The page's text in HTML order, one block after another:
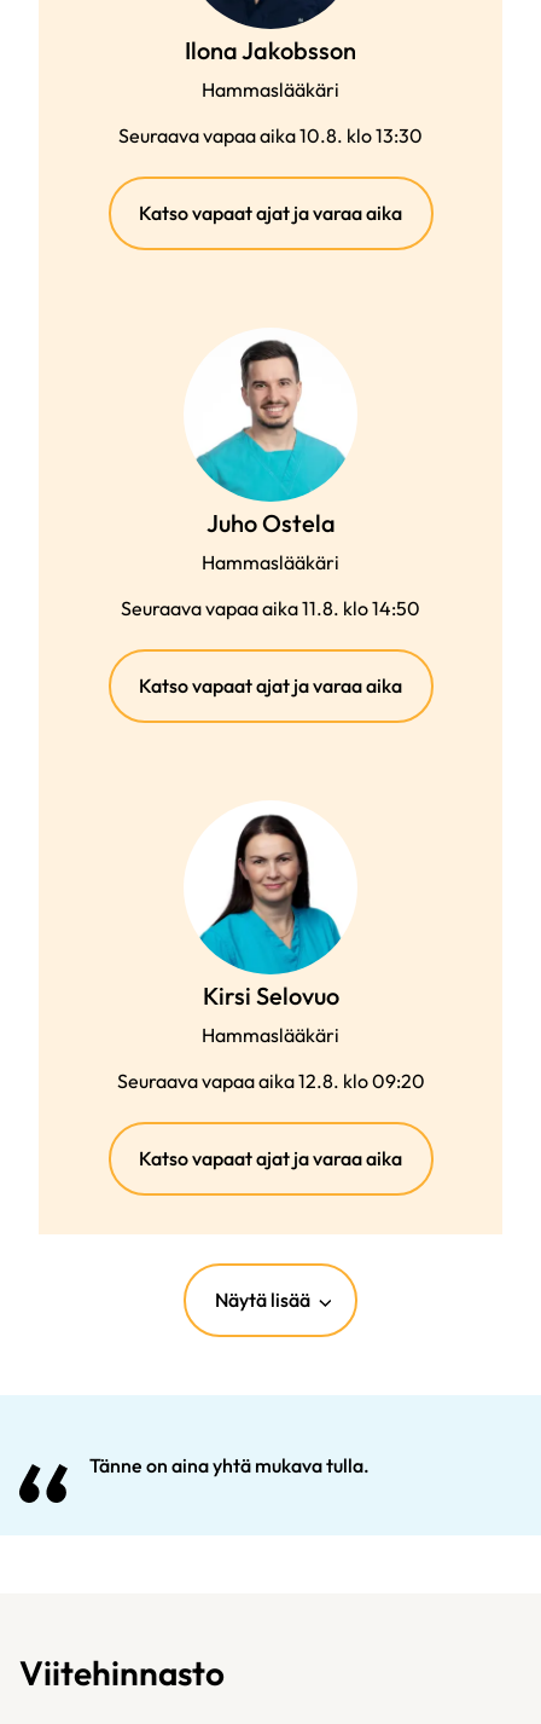
Ilona Jakobsson
Hammaslääkäri
Seuraava vapaa aika 10.8. klo 13:30
Katso vapaat ajat ja varaa aika(ulkoinen
linkki)
Juho Ostela
Hammaslääkäri
Seuraava vapaa aika 11.8. klo 14:50
Katso vapaat ajat ja varaa aika(ulkoinen
linkki)
Kirsi Selovuo
Hammaslääkäri
Seuraava vapaa aika 12.8. klo 09:20
Katso vapaat ajat ja varaa aika(ulkoinen
linkki)
Näytä lisää
Tänne on aina yhtä mukava tulla.
Viitehinnasto